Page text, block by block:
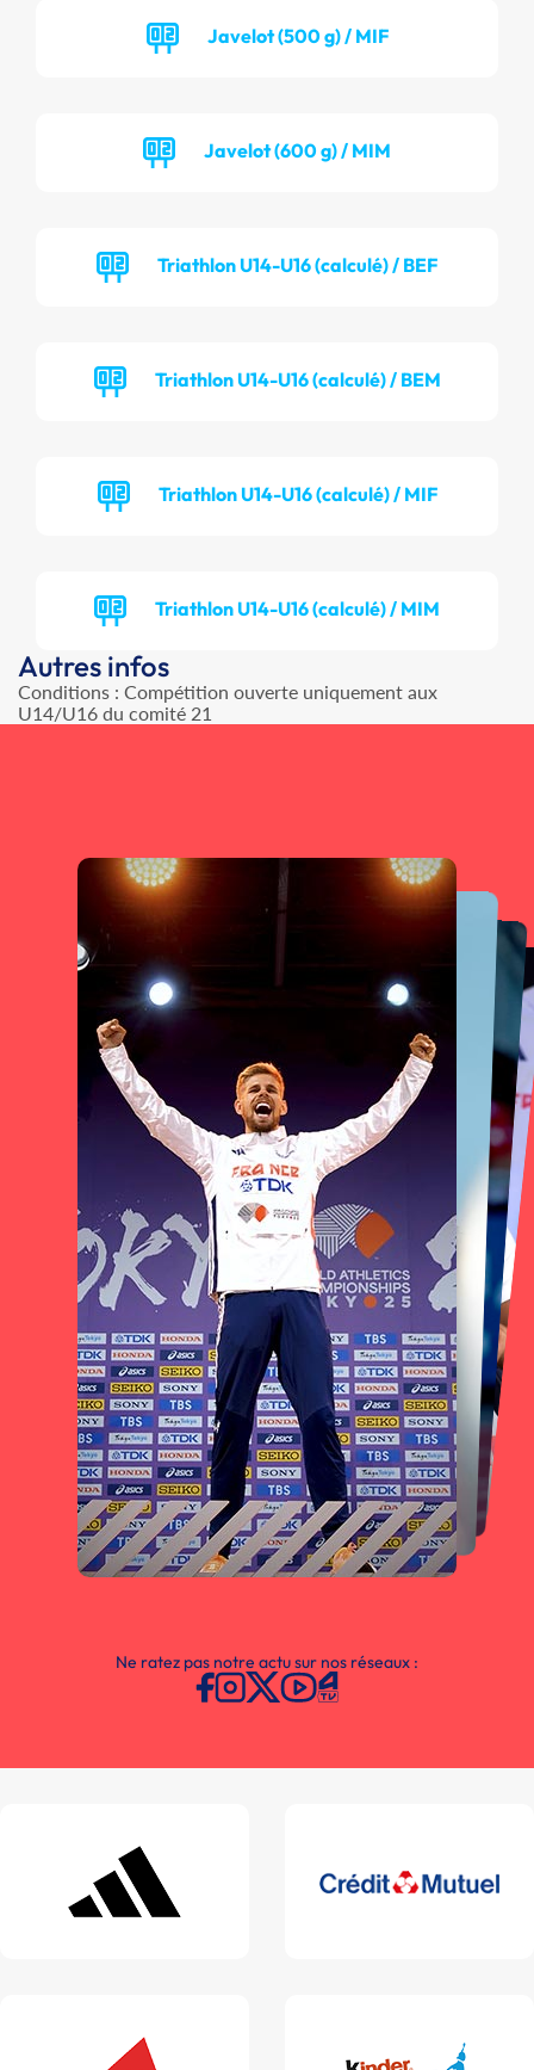
Javelot (500 g) / MIF
Javelot (600 g) / MIM
Triathlon U14-U16 (calculé) / BEF
Triathlon U14-U16 (calculé) / BEM
Triathlon U14-U16 (calculé) / MIF
Triathlon U14-U16 (calculé) / MIM
Autres infos
Conditions : Compétition ouverte uniquement aux
U14/U16 du comité 21
Ne ratez pas notre actu sur nos réseaux :